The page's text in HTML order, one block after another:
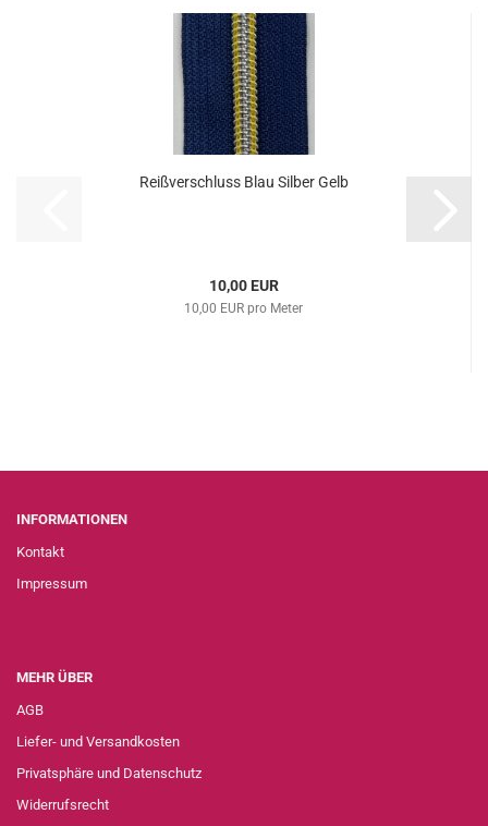
Reißverschluss Blau Silber Gelb
10,00 EUR
10,00 EUR pro Meter
INFORMATIONEN
Kontakt
Impressum
MEHR ÜBER
AGB
Liefer- und Versandkosten
Privatsphäre und Datenschutz
Widerrufsrecht